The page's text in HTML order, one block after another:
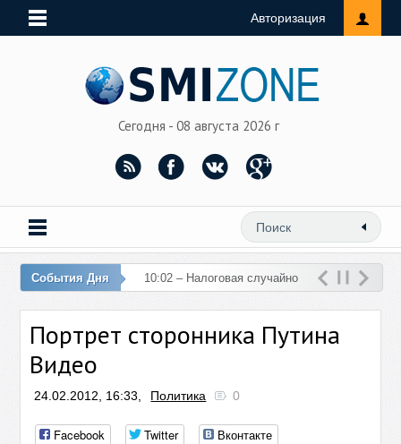
Авторизация
Сегодня - 08 августа 2026 г
События Дня 10:02 – Налоговая случайно
на счет женщины
Портрет сторонника Путина
Видео
24.02.2012, 16:33, Политика 0
Facebook Twitter
Вконтакте